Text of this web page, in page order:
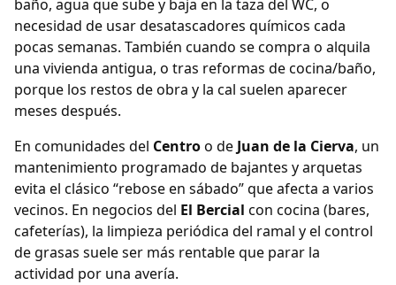
baño, agua que sube y baja en la taza del WC, o
necesidad de usar desatascadores químicos cada
pocas semanas. También cuando se compra o alquila
una vivienda antigua, o tras reformas de cocina/baño,
porque los restos de obra y la cal suelen aparecer
meses después.
En comunidades del Centroo de Juan de la Cierva, un
mantenimiento programado de bajantes y arquetas
evita el clásico “rebose en sábado” que afecta a varios
vecinos. En negocios del El Bercial con cocina (bares,
cafeterías), la limpieza periódica del ramal y el control
de grasas suele ser más rentable que parar la
actividad por una avería.